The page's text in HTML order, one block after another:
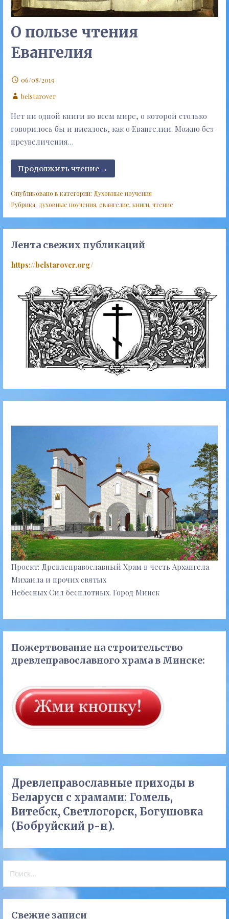
О пользе чтения
Евангелия
06/08/2019
belstarover
Нет ни одной книги во всем мире, о которой столько
говорилось бы и писалось, как о Евангелии. Можно без
преувеличения…
Продолжить чтение →
Опубликовано в категории: Духовные поучения
Рубрика: духовные поучения, евангелие, книги, чтение
Лента свежих публикаций
https://belstarover.org/
Проект: Древлеправославный Храм в честь Архангела
Михаила и прочих святых
Небесных Сил бесплотных. Город Минск
Пожертвование на строительство
древлеправославного храма в Минске:
Древлеправославные приходы в
Беларуси с храмами: Гомель,
Витебск, Светлогорск, Богушовка
(Бобруйский р-н).
Свежие записи